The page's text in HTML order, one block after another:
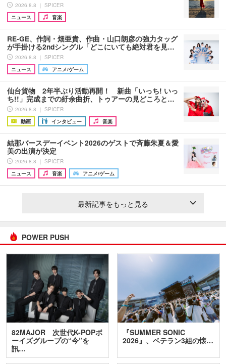
2026.8.8 ｜ SPICER
ニュース
音楽
RE-GE、作詞・畑亜貴、作曲・山口朗彦の強力タッグ
が手掛ける2ndシングル「どこにいても絶対君を見…
2026.8.8 ｜ SPICER
ニュース
アニメ/ゲーム
仙台貨物 2年半ぶり活動再開！ 新曲「いっち! いっ
ち!!」完成までの紆余曲折、トゥアーの見どころと…
2026.8.8 ｜ SPICER
動画
インタビュー 音楽
結那バースデーイベント2026のゲストで斉藤朱夏＆愛
美の出演が決定
2026.8.8 ｜ SPICER
ニュース
音楽 アニメ/ゲーム
最新記事をもっと見る
POWER PUSH
82MAJOR 次世代K-POPボ
ーイズグループの“今”を
訊…
『SUMMER SONIC
2026』、ベテラン3組の懐…